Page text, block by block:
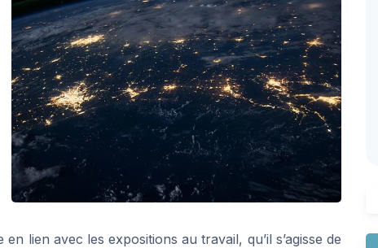
lien avec les expositions au travail, qu’il s’agisse de